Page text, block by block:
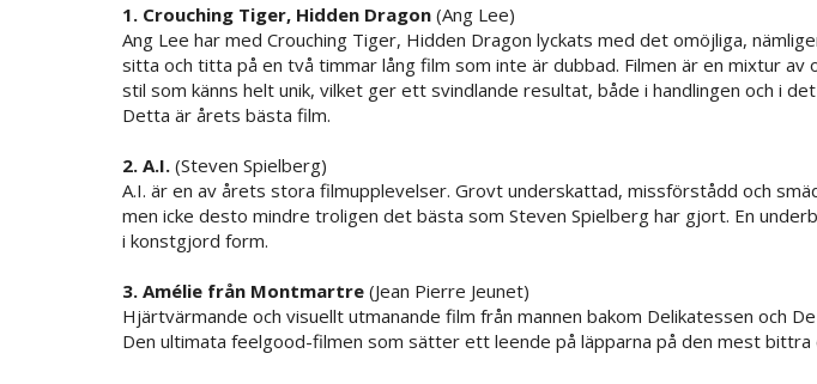
1. Crouching Tiger, Hidden Dragon (Ang Lee)
Ang Lee har med Crouching Tiger, Hidden Dragon lyckats med det omöjliga,
sitta och titta på en två timmar lång film som inte är dubbad. Filmen är en mixtur av
stil som känns helt unik, vilket ger ett svindlande resultat, både i handlingen och i
Detta är årets bästa film.
2. A.I. (Steven Spielberg)
A.I. är en av årets stora filmupplevelser. Grovt underskattad, missförstådd och
men icke desto mindre troligen det bästa som Steven Spielberg har gjort. En
i konstgjord form.
3. Amélie från Montmartre (Jean Pierre Jeunet)
Hjärtvärmande och visuellt utmanande film från mannen bakom Delikatessen och
Den ultimata feelgood-filmen som sätter ett leende på läpparna på den mest bittra